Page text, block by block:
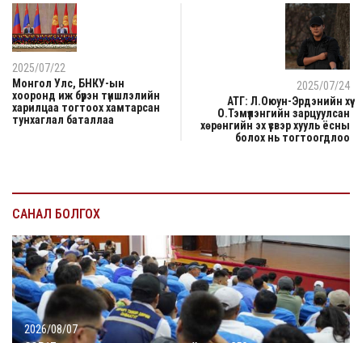
2025/07/22
Монгол Улс, БНКУ-ын
хооронд иж бүрэн түншлэлийн
харилцаа тогтоох хамтарсан
тунхаглал баталлаа
2025/07/24
АТГ: Л.Оюун-Эрдэнийн хүү
О.Тэмүүлэнгийн зарцуулсан
хөрөнгийн эх үүсвэр хууль ёсны
болох нь тогтоогдлоо
САНАЛ БОЛГОХ
2026/08/07